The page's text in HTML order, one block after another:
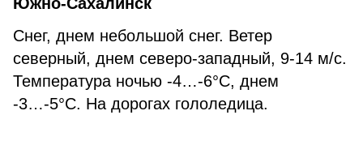
Снег, днем небольшой снег. Ветер
северный, днем северо-западный, 9-14 м/с.
Температура ночью -4…-6°С, днем
-3…-5°С. На дорогах гололедица.